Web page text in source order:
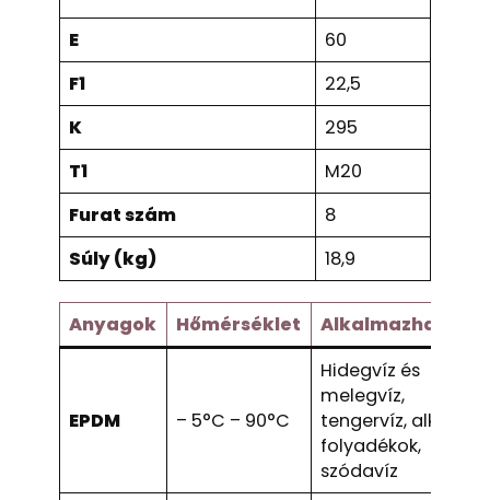
E
60
F1
22,5
K
295
T1
M20
Furat szám
8
Súly (kg)
18,9
Anyagok Hőmérséklet Alkalmazható
EPDM – 5°C – 90°C
Hidegvíz és
melegvíz,
tengervíz, alkáli
folyadékok,
szódavíz